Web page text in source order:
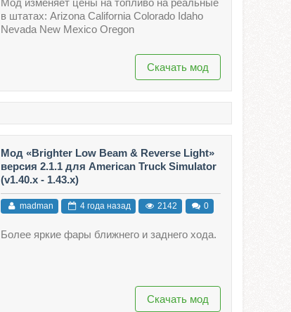
Мод изменяет цены на топливо на реальные
в штатах: Arizona California Colorado Idaho
Nevada New Mexico Oregon
Скачать мод
Мод «Brighter Low Beam & Reverse Light»
версия 2.1.1 для American Truck Simulator
(v1.40.x - 1.43.x)
madman 4 года назад 2142 0
Более яркие фары ближнего и заднего хода.
Скачать мод